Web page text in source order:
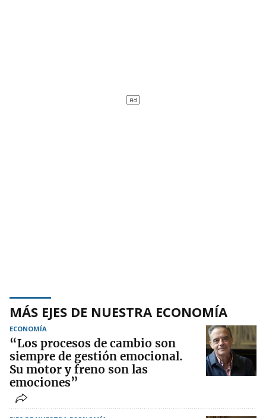
MÁS EJES DE NUESTRA ECONOMÍA
ECONOMÍA
“Los procesos de cambio son
siempre de gestión emocional.
Su motor y freno son las
emociones”